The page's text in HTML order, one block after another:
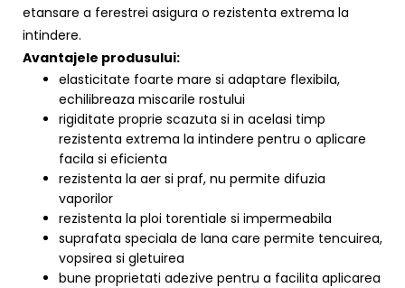
etansare a ferestrei asigura o rezistenta extrema la
intindere.
Avantajele produsului:
elasticitate foarte mare si adaptare flexibila,
echilibreaza miscarile rostului
rigiditate proprie scazuta si in acelasi timp
rezistenta extrema la intindere pentru o aplicare
facila si eficienta
rezistenta la aer si praf, nu permite difuzia
vaporilor
rezistenta la ploi torentiale si impermeabila
suprafata speciala de lana care permite tencuirea,
vopsirea si gletuirea
bune proprietati adezive pentru a facilita aplicarea